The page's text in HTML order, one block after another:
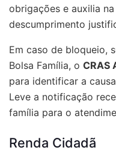
obrigações e auxilia
descumprimento
Em caso de bloqueio,
Bolsa Família, o CRAS
para identificar a
Leve a notificação
família para o
Renda Cidadã